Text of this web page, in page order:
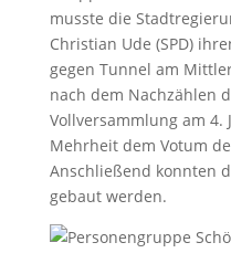
musste die
Christian Ude (SPD)
gegen Tunnel am
nach dem Nachzählen
Vollversammlung am
Mehrheit dem Votum
Anschließend konnten
gebaut werden.